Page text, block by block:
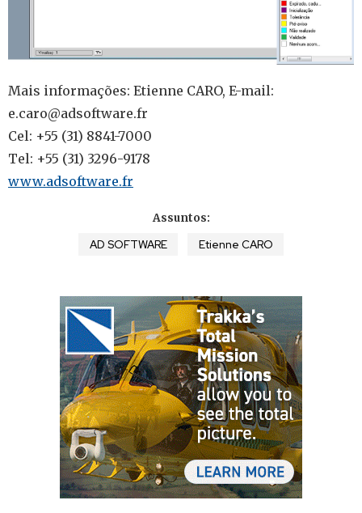
Mais informações: Etienne CARO, E-mail:
e.caro@adsoftware.fr
Cel: +55 (31) 8841-7000
Tel: +55 (31) 3296-9178
www.adsoftware.fr
Assuntos:
AD SOFTWARE Etienne CARO